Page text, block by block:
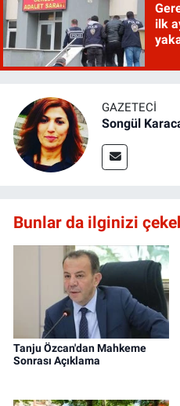
ilk
GAZETECI
Songül
Bunlar da ilginizi
Tanju Özcan'dan Mahkeme
Sonrası Açıklama